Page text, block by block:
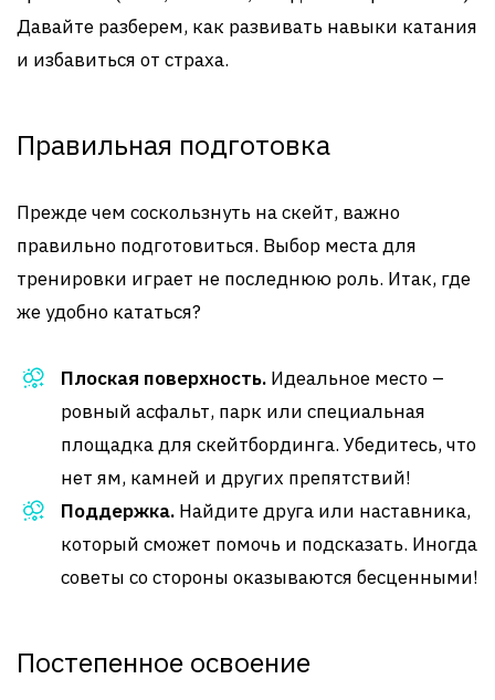
Давайте разберем, как развивать навыки катания
и избавиться от страха.
Правильная подготовка
Прежде чем соскользнуть на скейт, важно
правильно подготовиться. Выбор места для
тренировки играет не последнюю роль. Итак, где
же удобно кататься?
Плоская поверхность. Идеальное место –
ровный асфальт, парк или специальная
площадка для скейтбординга. Убедитесь, что
нет ям, камней и других препятствий!
Поддержка. Найдите друга или наставника,
который сможет помочь и подсказать. Иногда
советы со стороны оказываются бесценными!
Постепенное освоение